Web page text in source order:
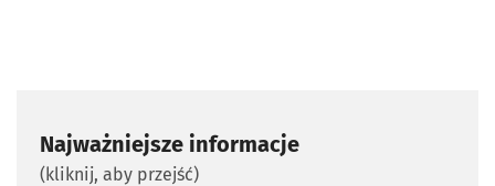
Najważniejsze informacje
(kliknij, aby przejść)